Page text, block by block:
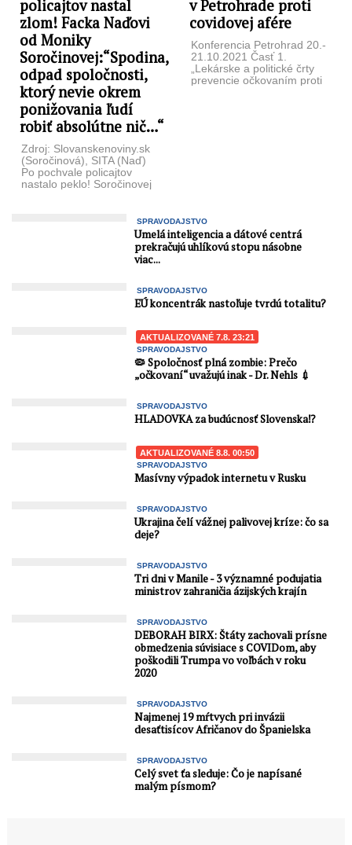
policajtov nastal
zlom! Facka Naďovi
od Moniky
Soročinovej:“Spodina,
odpad spoločnosti,
ktorý nevie okrem
ponižovania ľudí
robiť absolútne nič…“
Zdroj: Slovanskenoviny.sk
(Soročinová), SITA (Naď)
Po pochvale policajtov
nastalo peklo! Soročinovej
nevie okrem ponižovania ...
v Petrohrade proti
covidovej afére
Konferencia Petrohrad 20.-
21.10.2021 Časť 1.
„Lekárske a politické črty
prevencie očkovaním proti
SPRAVODAJSTVO
Umelá inteligencia a dátové centrá
prekračujú uhlíkovú stopu násobne
viac...
SPRAVODAJSTVO
EÚ koncentrák nastoľuje tvrdú totalitu?
AKTUALIZOVANÉ 7.8. 23:21
SPRAVODAJSTVO
🦠 Spoločnosť plná zombie: Prečo
„očkovaní“ uvažujú inak - Dr. Nehls 💉
SPRAVODAJSTVO
HLADOVKA za budúcnosť Slovenska⁉️
AKTUALIZOVANÉ 8.8. 00:50
SPRAVODAJSTVO
Masívny výpadok internetu v Rusku
SPRAVODAJSTVO
Ukrajina čelí vážnej palivovej kríze: čo sa
deje?
SPRAVODAJSTVO
Tri dni v Manile - 3 významné podujatia
ministrov zahraničia ázijských krajín
SPRAVODAJSTVO
DEBORAH BIRX: Štáty zachovali prísne
obmedzenia súvisiace s COVIDom, aby
poškodili Trumpa vo voľbách v roku
2020
SPRAVODAJSTVO
Najmenej 19 mŕtvych pri invázii
desaťtisícov Afričanov do Španielska
SPRAVODAJSTVO
Celý svet ťa sleduje: Čo je napísané
malým písmom?